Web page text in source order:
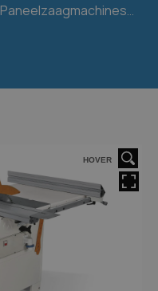
Paneelzaagmachines
HOVER